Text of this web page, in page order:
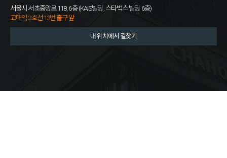
서울시 서초중앙로 118, 6층 (KAIS빌딩, 스타벅스 빌딩 6층)
교대역 3호선 13번 출구 앞
내 위치에서 길찾기